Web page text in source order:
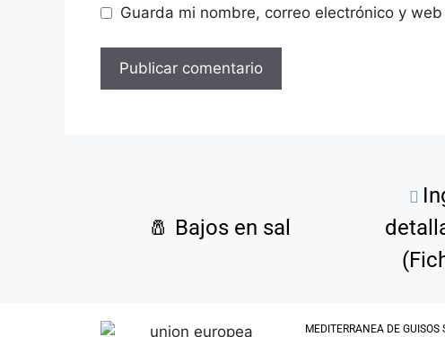
Guarda mi nombre, correo electrónico y
🧂 Bajos en sal
MEDITERRANEA DE